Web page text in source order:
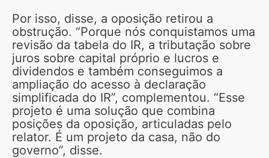
Por isso, disse, a oposição retirou a
obstrução. “Porque nós conquistamos uma
revisão da tabela do IR, a tributação sobre
juros sobre capital próprio e lucros e
dividendos e também conseguimos a
ampliação do acesso à declaração
simplificada do IR”, complementou. “Esse
projeto é uma solução que combina
posições da oposição, articuladas pelo
relator. É um projeto da casa, não do
governo”, disse.